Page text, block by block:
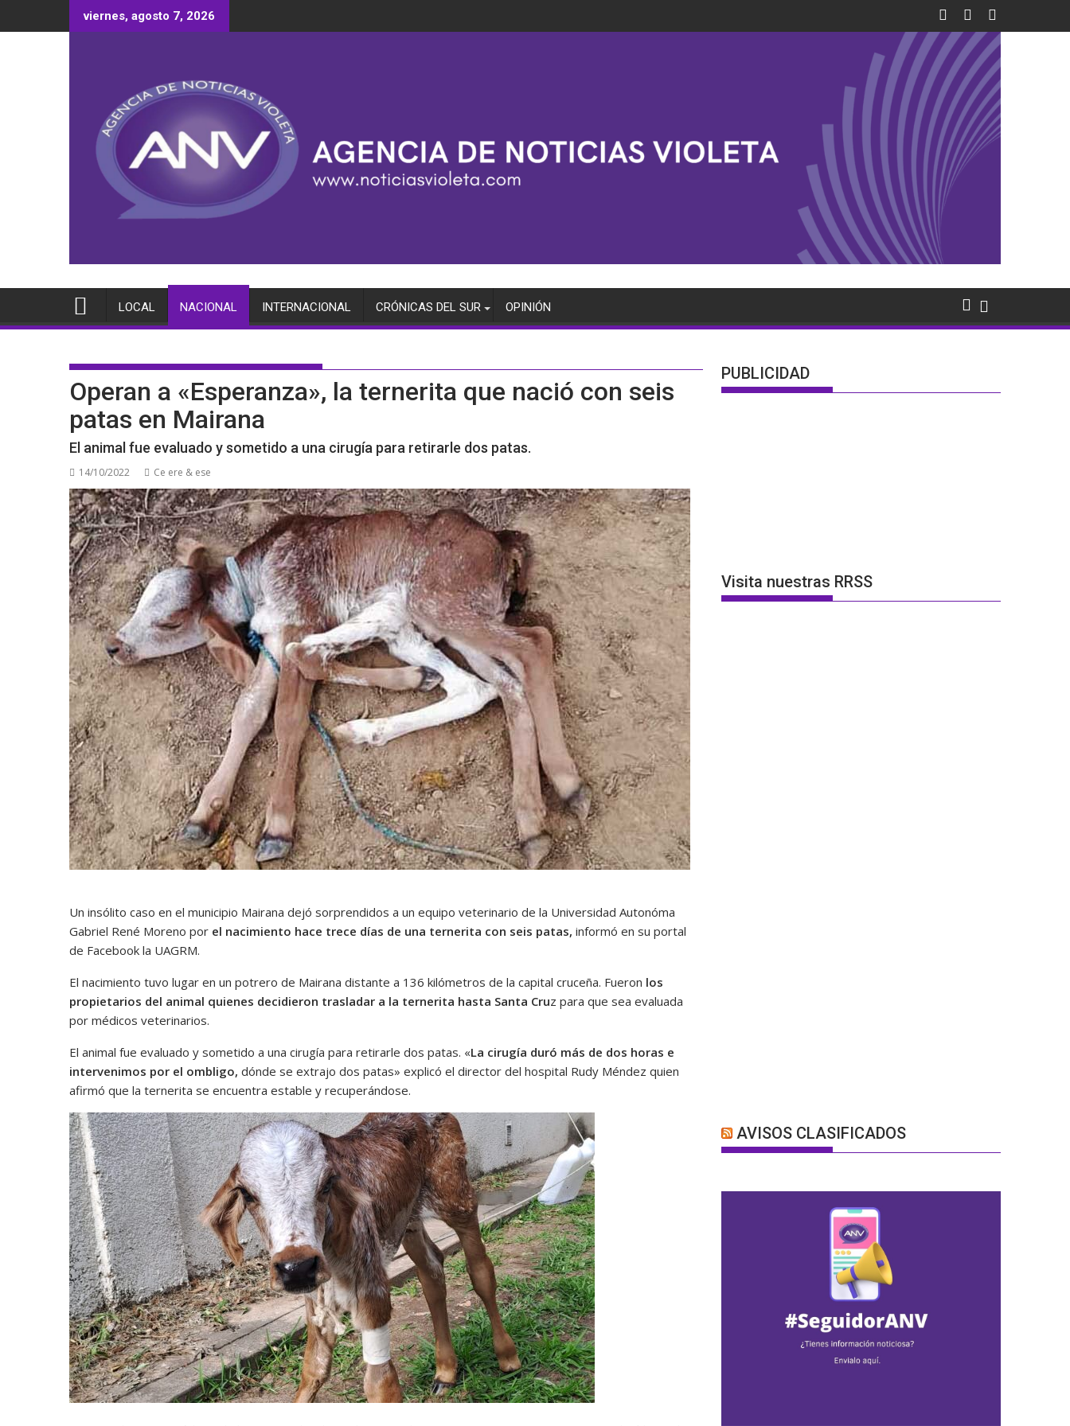
al
viernes, agosto 7, 2026
LOCAL NACIONAL INTERNACIONAL CRÓNICAS DEL SUR OPINIÓN
Operan a «Esperanza», la ternerita que nació con seis
patas en Mairana
El animal fue evaluado y sometido a una cirugía para retirarle dos patas.
14/10/2022 Ce ere & ese
Un insólito caso en el municipio Mairana dejó sorprendidos a un equipo veterinario de la Universidad Autonóma
Gabriel René Moreno por el nacimiento hace trece días de una ternerita con seis patas, informó en su portal
de Facebook la UAGRM.
El nacimiento tuvo lugar en un potrero de Mairana distante a 136 kilómetros de la capital cruceña. Fueron los
propietarios del animal quienes decidieron trasladar a la ternerita hasta Santa Cruz para que sea evaluada
por médicos veterinarios.
El animal fue evaluado y sometido a una cirugía para retirarle dos patas. «La cirugía duró más de dos horas e
intervenimos por el ombligo, dónde se extrajo dos patas» explicó el director del hospital Rudy Méndez quien
afirmó que la ternerita se encuentra estable y recuperándose.
PUBLICIDAD
Visita nuestras RRSS
AVISOS CLASIFICADOS